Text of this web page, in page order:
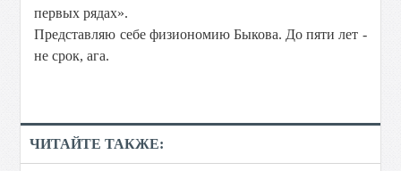
первых рядах».
Представляю себе физиономию Быкова. До пяти лет -
не срок, ага.
ЧИТАЙТЕ ТАКЖЕ: